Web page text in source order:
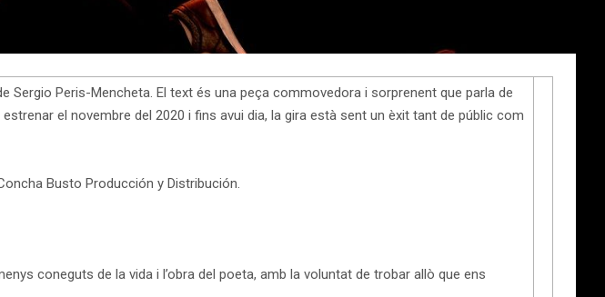
Peris-Mencheta. El text és una peça commovedora i sorprenent que parla de
el novembre del 2020 i fins avui dia, la gira està sent un èxit tant de públic com
Busto Producción y Distribución.
coneguts de la vida i l’obra del poeta, amb la voluntat de trobar allò que ens